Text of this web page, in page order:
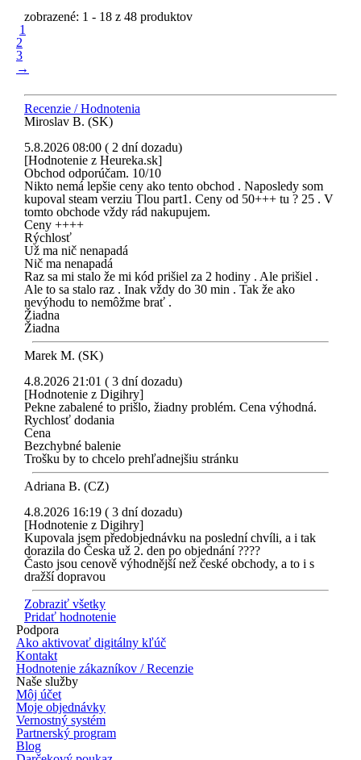
zobrazené: 1 - 18 z 48 produktov
1
2
3
→
Recenzie / Hodnotenia
Miroslav B. (SK)
5.8.2026 08:00 ( 2 dní dozadu)
[Hodnotenie z Heureka.sk]
Obchod odporúčam. 10/10
Nikto nemá lepšie ceny ako tento obchod . Naposledy som
kupoval steam verziu Tlou part1. Ceny od 50+++ tu ? 25 . V
tomto obchode vždy rád nakupujem.
Ceny ++++
Rýchlosť
Už ma nič nenapadá
Nič ma nenapadá
Raz sa mi stalo že mi kód prišiel za 2 hodiny . Ale prišiel .
Ale to sa stalo raz . Inak vždy do 30 min . Tak že ako
nevýhodu to nemôžme brať .
Žiadna
Žiadna
Marek M. (SK)
4.8.2026 21:01 ( 3 dní dozadu)
[Hodnotenie z Digihry]
Pekne zabalené to prišlo, žiadny problém. Cena výhodná.
Rychlosť dodania
Cena
Bezchybné balenie
Trošku by to chcelo prehľadnejšiu stránku
Adriana B. (CZ)
4.8.2026 16:19 ( 3 dní dozadu)
[Hodnotenie z Digihry]
Kupovala jsem předobjednávku na poslední chvíli, a i tak
dorazila do Česka už 2. den po objednání ????
Často jsou cenově výhodnější než české obchody, a to i s
dražší dopravou
Zobraziť všetky
Pridať hodnotenie
Podpora
Ako aktivovať digitálny kľúč
Kontakt
Hodnotenie zákazníkov / Recenzie
Naše služby
Môj účet
Moje objednávky
Vernostný systém
Partnerský program
Blog